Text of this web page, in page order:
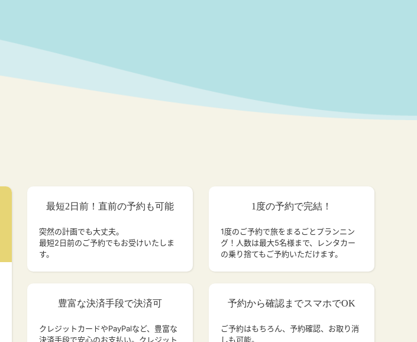
最短2日前！直前の予約も可能
突然の計画でも大丈夫。
最短2日前のご予約でもお受けいたしま
す。
豊富な決済手段で決済可
クレジットカードやPayPalなど、豊富な
決済手段で安心のお支払い。クレジット
1度の予約で完結！
1度のご予約で旅をまるごとプランニン
グ！人数は最大5名様まで、レンタカー
の乗り捨てもご予約いただけます。
予約から確認までスマホでOK
ご予約はもちろん、予約確認、お取り消
しも可能。